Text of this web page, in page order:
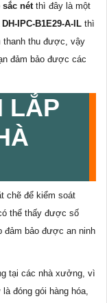
sắc nét thì đây là một
IPC-B1E29-A-IL thì
thanh thu được, vậy
đảm bảo được các
LẮP
chẽ để kiểm soát
thể thấy được số
đảm bảo được an ninh
tại các nhà xưởng, vì
đóng gói hàng hóa,